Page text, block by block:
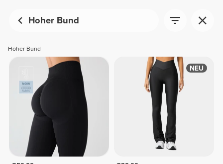
Hoher Bund
Hoher Bund
NEU